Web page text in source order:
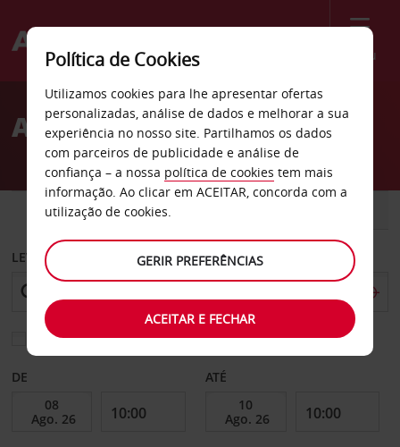
Menu
Welcome
AvisAluguer de carros Jena
CARRO
LEVANTAR EM
Escolher uma estação de devolução diferente
DE ATÉ
Política de Cookies
Utilizamos cookies para lhe apresentar ofertas
personalizadas, análise de dados e melhorar a sua
experiência no nosso site. Partilhamos os dados
com parceiros de publicidade e análise de
confiança – a nossa política de cookies tem mais
informação. Ao clicar em ACEITAR, concorda com a
utilização de cookies.
GERIR PREFERÊNCIAS
ACEITAR E FECHAR